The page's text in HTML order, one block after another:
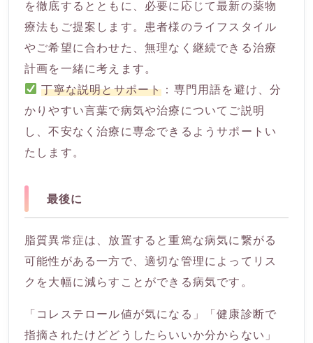
を徹底するとともに、必要に応じて最新の薬物
療法もご提案します。患者様のライフスタイル
やご希望に合わせた、無理なく継続できる治療
計画を一緒に考えます。
丁寧な説明とサポート ：専門用語を避け、分
かりやすい言葉で病気や治療についてご説明
し、不安なく治療に専念できるようサポートい
たします。
最後に
脂質異常症は、放置すると重篤な病気に繋がる
可能性がある一方で、適切な管理によってリス
クを大幅に減らすことができる病気です。
「コレステロール値が気になる」「健康診断で
指摘されたけどどうしたらいいか分からない」